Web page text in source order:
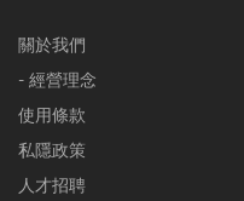
關於我們
- 經營理念
使用條款
私隱政策
人才招聘